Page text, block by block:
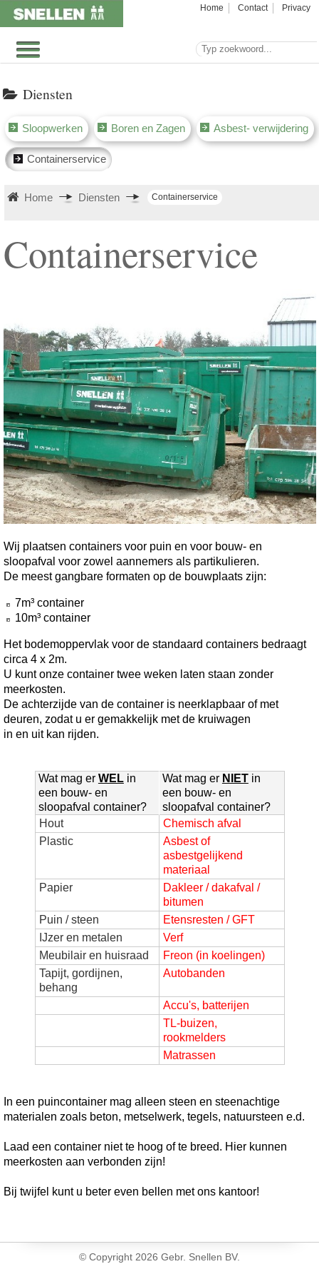
Home Contact Privacy
Diensten
Sloopwerken Boren en Zagen Asbest- verwijdering
Containerservice
Home Diensten Containerservice
Containerservice
Wij plaatsen containers voor puin en voor bouw- en
sloopafval voor zowel aannemers als partikulieren.
De meest gangbare formaten op de bouwplaats zijn:
7m³ container
10m³ container
Het bodemoppervlak voor de standaard containers bedraagt
circa 4 x 2m.
U kunt onze container twee weken laten staan zonder
meerkosten.
De achterzijde van de container is neerklapbaar of met
deuren, zodat u er gemakkelijk met de kruiwagen
in en uit kan rijden.
Wat mag er WELin
een bouw- en
sloopafval container?
Wat mag er NIETin
een bouw- en
sloopafval container?
Hout
Chemisch afval
Plastic
Asbest of
asbestgelijkend
materiaal
Papier
Dakleer / dakafval /
bitumen
Puin / steen
Etensresten / GFT
IJzer en metalen
Verf
Meubilair en huisraad
Freon (in koelingen)
Tapijt, gordijnen,
behang
Autobanden
Accu's, batterijen
TL-buizen,
rookmelders
Matrassen
In een puincontainer mag alleen steen en steenachtige
materialen zoals beton, metselwerk, tegels, natuursteen e.d.
Laad een container niet te hoog of te breed. Hier kunnen
meerkosten aan verbonden zijn!
Bij twijfel kunt u beter even bellen met ons kantoor!
© Copyright 2026 Gebr. Snellen BV.